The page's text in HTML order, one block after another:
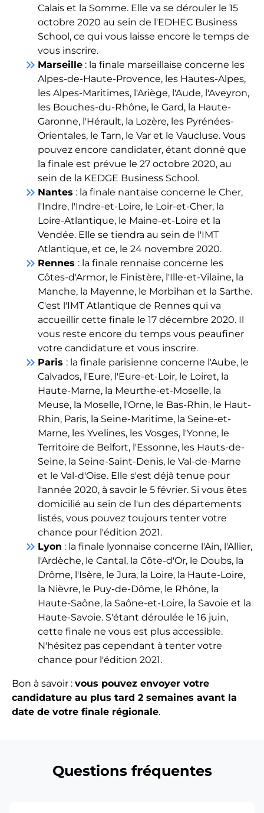
Calais et la Somme. Elle va se dérouler le 15
octobre 2020 au sein de l'EDHEC Business
School, ce qui vous laisse encore le temps de
vous inscrire.
keyboard_double_arrow_right Marseille : la finale marseillaise concerne les
Alpes-de-Haute-Provence, les Hautes-Alpes,
les Alpes-Maritimes, l'Ariège, l'Aude, l'Aveyron,
les Bouches-du-Rhône, le Gard, la Haute-
Garonne, l'Hérault, la Lozère, les Pyrénées-
Orientales, le Tarn, le Var et le Vaucluse. Vous
pouvez encore candidater, étant donné que
la finale est prévue le 27 octobre 2020, au
sein de la KEDGE Business School.
keyboard_double_arrow_right Nantes : la finale nantaise concerne le Cher,
l'Indre, l'Indre-et-Loire, le Loir-et-Cher, la
Loire-Atlantique, le Maine-et-Loire et la
Vendée. Elle se tiendra au sein de l'IMT
Atlantique, et ce, le 24 novembre 2020.
keyboard_double_arrow_right Rennes : la finale rennaise concerne les
Côtes-d'Armor, le Finistère, l'Ille-et-Vilaine, la
Manche, la Mayenne, le Morbihan et la Sarthe.
C'est l'IMT Atlantique de Rennes qui va
accueillir cette finale le 17 décembre 2020. Il
vous reste encore du temps vous peaufiner
votre candidature et vous inscrire.
keyboard_double_arrow_right Paris : la finale parisienne concerne l'Aube, le
Calvados, l'Eure, l'Eure-et-Loir, le Loiret, la
Haute-Marne, la Meurthe-et-Moselle, la
Meuse, la Moselle, l'Orne, le Bas-Rhin, le Haut-
Rhin, Paris, la Seine-Maritime, la Seine-et-
Marne, les Yvelines, les Vosges, l'Yonne, le
Territoire de Belfort, l'Essonne, les Hauts-de-
Seine, la Seine-Saint-Denis, le Val-de-Marne
et le Val-d'Oise. Elle s'est déjà tenue pour
l'année 2020, à savoir le 5 février. Si vous êtes
domicilié au sein de l'un des départements
listés, vous pouvez toujours tenter votre
chance pour l'édition 2021.
keyboard_double_arrow_right Lyon : la finale lyonnaise concerne l'Ain, l'Allier,
l'Ardèche, le Cantal, la Côte-d'Or, le Doubs, la
Drôme, l'Isère, le Jura, la Loire, la Haute-Loire,
la Nièvre, le Puy-de-Dôme, le Rhône, la
Haute-Saône, la Saône-et-Loire, la Savoie et la
Haute-Savoie. S'étant déroulée le 16 juin,
cette finale ne vous est plus accessible.
N'hésitez pas cependant à tenter votre
chance pour l'édition 2021.
Bon à savoir : vous pouvez envoyer votre
candidature au plus tard 2 semaines avant la
date de votre finale régionale.
Questions fréquentes